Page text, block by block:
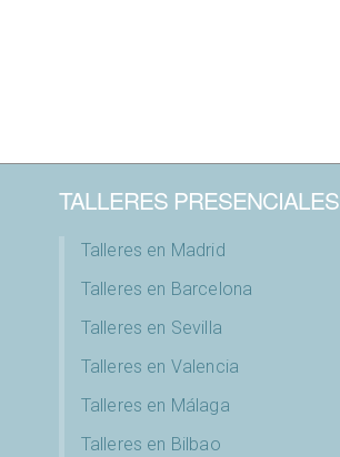
TALLERES PRESENCIALES
Talleres en Madrid
Talleres en Barcelona
Talleres en Sevilla
Talleres en Valencia
Talleres en Málaga
Talleres en Bilbao